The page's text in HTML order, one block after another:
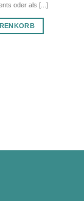
oder als [...]